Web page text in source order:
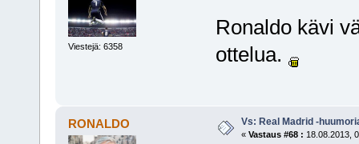
Viestejä: 6358
Ronaldo kävi
ottelua.
RONALDO Vs: Real Madrid -
« Vastaus #68 : 18.08.2013,